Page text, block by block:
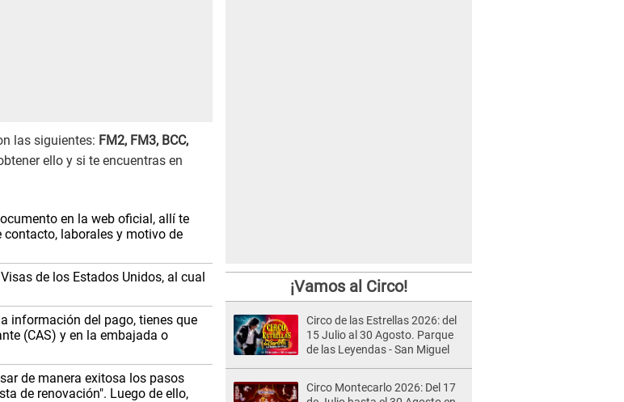
las siguientes: FM2, FM3, BCC,
ello y si te encuentras en
en la web oficial, allí te
laborales y motivo de
de los Estados Unidos, al cual
información del pago, tienes que
(CAS) y en la embajada o
de manera exitosa los pasos
de renovación". Luego de ello,
¡Vamos al Circo!
Circo de las Estrellas 2026: del
15 Julio al 30 Agosto. Parque
de las Leyendas - San Miguel
Circo Montecarlo 2026: Del 17